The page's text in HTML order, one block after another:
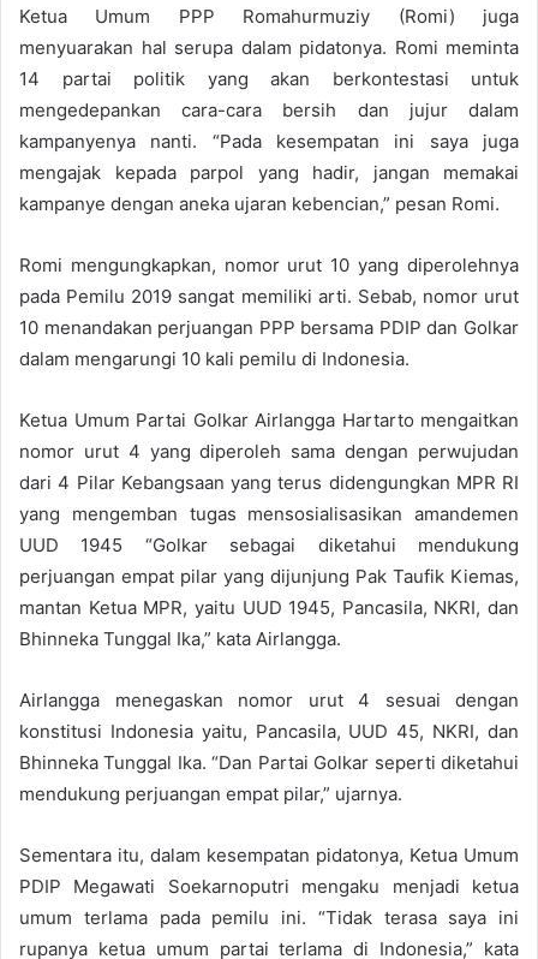
Ketua Umum PPP Romahurmuziy (Romi) juga
menyuarakan hal serupa dalam pidatonya. Romi meminta
14 partai politik yang akan berkontestasi untuk
mengedepankan cara-cara bersih dan jujur dalam
kampanyenya nanti. “Pada kesempatan ini saya juga
mengajak kepada parpol yang hadir, jangan memakai
kampanye dengan aneka ujaran kebencian,” pesan Romi.
Romi mengungkapkan, nomor urut 10 yang diperolehnya
pada Pemilu 2019 sangat memiliki arti. Sebab, nomor urut
10 menandakan perjuangan PPP bersama PDIP dan Golkar
dalam mengarungi 10 kali pemilu di Indonesia.
Ketua Umum Partai Golkar Airlangga Hartarto mengaitkan
nomor urut 4 yang diperoleh sama dengan perwujudan
dari 4 Pilar Kebangsaan yang terus didengungkan MPR RI
yang mengemban tugas mensosialisasikan amandemen
UUD 1945 “Golkar sebagai diketahui mendukung
perjuangan empat pilar yang dijunjung Pak Taufik Kiemas,
mantan Ketua MPR, yaitu UUD 1945, Pancasila, NKRI, dan
Bhinneka Tunggal Ika,” kata Airlangga.
Airlangga menegaskan nomor urut 4 sesuai dengan
konstitusi Indonesia yaitu, Pancasila, UUD 45, NKRI, dan
Bhinneka Tunggal Ika. “Dan Partai Golkar seperti diketahui
mendukung perjuangan empat pilar,” ujarnya.
Sementara itu, dalam kesempatan pidatonya, Ketua Umum
PDIP Megawati Soekarnoputri mengaku menjadi ketua
umum terlama pada pemilu ini. “Tidak terasa saya ini
rupanya ketua umum partai terlama di Indonesia,” kata